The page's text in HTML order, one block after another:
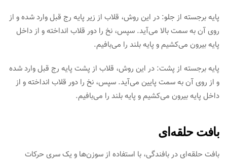
پایه برجسته از جلو: در این روش، قلاب از زیر پایه رج قبل وارد شده و از
روی آن به سمت بالا می‌آید. سپس، نخ را دور قلاب انداخته و از داخل
پایه بیرون می‌کشیم و پایه بلند را می‌بافیم.
پایه برجسته از پشت: در این روش، قلاب از پشت پایه رج قبل وارد شده
و از روی آن به سمت پایین می‌آید. سپس، نخ را دور قلاب انداخته و از
داخل پایه بیرون می‌کشیم و پایه بلند را می‌بافیم.
بافت حلقه‌ای
بافت حلقه‌ای در بافندگی، با استفاده از سوزن‌ها و یک سری حرکات